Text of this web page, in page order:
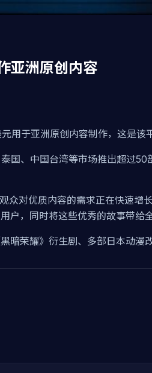
亚洲原创内容
用于亚洲原创内容制作，这是该
国、中国台湾等市场推出超过
众对优质内容的需求正在快速增
户，同时将这些优秀的故事带给
暗荣耀》衍生剧、多部日本动漫